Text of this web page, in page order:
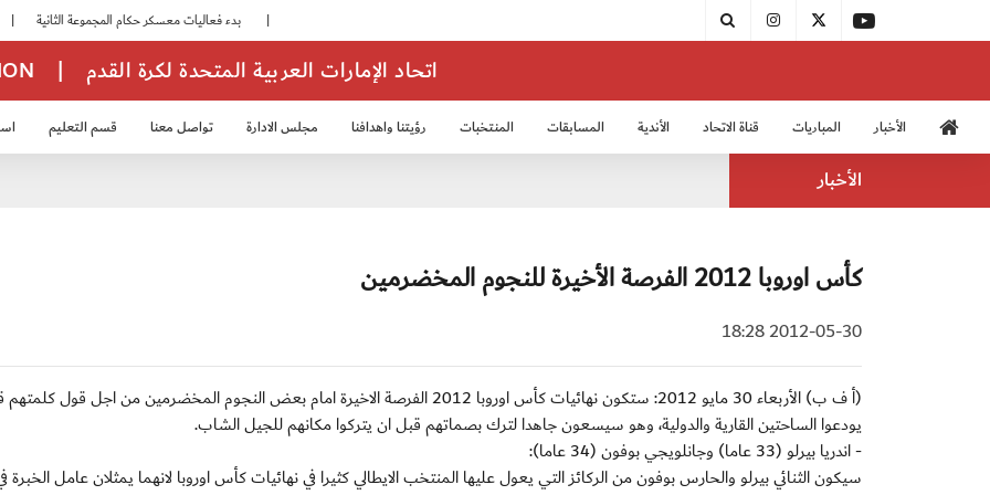
انطلاق منافسات بطولة النخبة لحرس الرئاسة | بدء فعاليات معسكر حكام المجموعة الثانية
| اتحاد الإمارات العربية المتحدة لكرة القدم
الأخبار المباريات قناة الاتحاد الأندية المسابقات المنتخبات رؤيتنا واهدافنا مجلس الادارة تواصل معنا قسم التعليم
الأخبار
كأس اوروبا 2012 الفرصة الأخيرة للنجوم المخضرمين
2012-05-30 18:28
(أ ف ب) الأربعاء 30 مايو 2012: ستكون نهائيات كأس اوروبا 2012 الفرصة الاخيرة امام بعض النجوم المخضرمين من اجل قول
يودعوا الساحتين القارية والدولية، وهو سيسعون جاهدا لترك بصماتهم قبل ان يتركوا مكانهم للجيل الشاب.
- اندريا بيرلو (33 عاما) وجانلويجي بوفون (34 عاما):
سيكون الثنائي بيرلو والحارس بوفون من الركائز التي يعول عليها المنتخب الايطالي كثيرا في نهائيات كأس اوروبا لانهما يمثلان عامل الخبرة